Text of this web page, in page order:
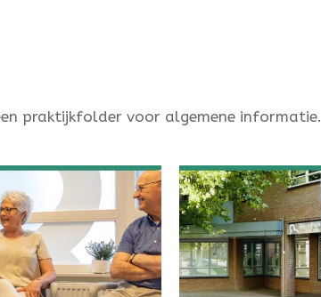
praktijkfolder voor algemene informatie.